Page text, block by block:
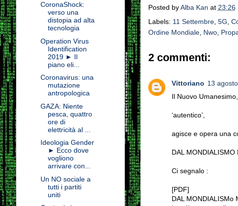
Posted byAlba Kan at 23:26
Labels: 11 Settembre, 5G
Ordine Mondiale, Nwo,
2 commenti:
Vittoriano 13
Il Nuovo Umanesimo,
‘autentico’,
agisce e opera una
DAL MONDIALISMO
Ci segnalo :
[PDF]
DAL MONDIALISMo
CoronaShock:
verso una
distopia ad alta
tecnologia
Operation Virus
Identification
2019 ► Il
piano eli...
Coronavirus: una
mutazione
antropologica
GAZA: Niente
pesca, quattro
ore di
elettricità al ...
Ideologia Gender
► Ecco dove
vogliono
arrivare con...
Un NO sociale a
tutti i partiti
uniti